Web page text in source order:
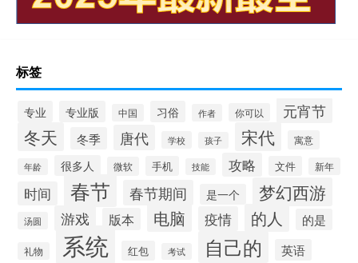
标签
专业 专业版 中国 习俗 作者 你可以 元宵节
冬天 冬季 唐代 学校 孩子 宋代 寓意
年龄 很多人 微软 手机 技能 攻略 文件 新年
时间 春节 春节期间 是一个 梦幻西游
汤圆 游戏 版本 电脑 疫情 的人 的是
礼物 系统 红包 考试 自己的 英语